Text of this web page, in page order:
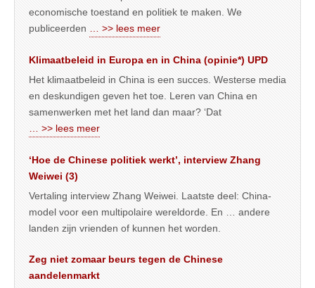
economische toestand en politiek te maken. We
publiceerden
… >> lees meer
Klimaatbeleid in Europa en in China (opinie*) UPD
Het klimaatbeleid in China is een succes. Westerse media
en deskundigen geven het toe. Leren van China en
samenwerken met het land dan maar? ‘Dat
… >> lees meer
‘Hoe de Chinese politiek werkt’, interview Zhang
Weiwei (3)
Vertaling interview Zhang Weiwei. Laatste deel: China-
model voor een multipolaire wereldorde. En … andere
landen zijn vrienden of kunnen het worden.
Zeg niet zomaar beurs tegen de Chinese
aandelenmarkt